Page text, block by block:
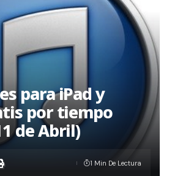
para iPad y
por tiempo
de Abril)
1 Min De Lectura